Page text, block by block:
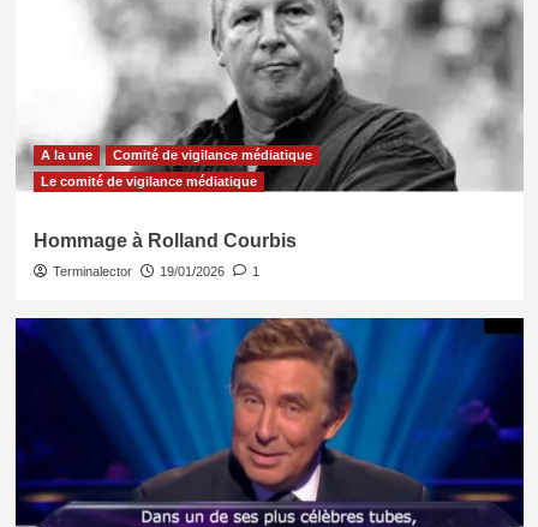
A la une
Comité de vigilance médiatique
Le comité de vigilance médiatique
Hommage à Rolland Courbis
Terminalector 19/01/2026 1